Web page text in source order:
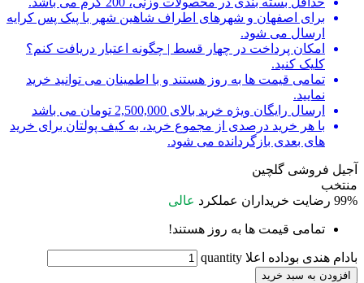
برای اصفهان و شهرهای اطراف شاهین شهر با پیک پس کرایه
ارسال می شود.
امکان پرداخت در چهار قسط | چگونه اعتبار دریافت کنم؟
کلیک کنید.
تمامی قیمت ها به روز هستند و با اطمینان می توانید خرید
نمایید.
ارسال رایگان ویژه خرید بالای 2,500,000 تومان می باشد
با هر خرید درصدی از مجموع خرید، به کیف پولتان برای خرید
های بعدی بازگردانده می شود.
آجیل فروشی گلچین
منتخب
99% رضایت خریداران عملکرد عالی
تمامی قیمت ها به روز هستند!
بادام هندی بوداده اعلا quantity
افزودن به سبد خرید